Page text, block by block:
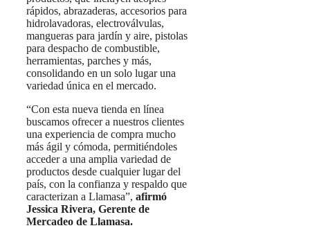
rápidos, abrazaderas, accesorios para
hidrolavadoras, electroválvulas,
mangueras para jardín y aire, pistolas
para despacho de combustible,
herramientas, parches y más,
consolidando en un solo lugar una
variedad única en el mercado.
“Con esta nueva tienda en línea
buscamos ofrecer a nuestros clientes
una experiencia de compra mucho
más ágil y cómoda, permitiéndoles
acceder a una amplia variedad de
productos desde cualquier lugar del
país, con la confianza y respaldo que
caracterizan a Llamasa”, afirmó
Jessica Rivera, Gerente de
Mercadeo de Llamasa.